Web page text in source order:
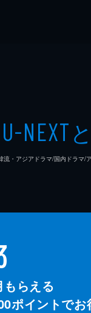
U-NEXT
・アジアドラマ/国内ドラマ/
もらえる
ポイントでお